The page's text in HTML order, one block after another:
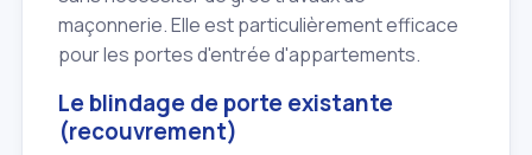
maçonnerie. Elle est particulièrement efficace
pour les portes d'entrée d'appartements.
Le blindage de porte existante
(recouvrement)